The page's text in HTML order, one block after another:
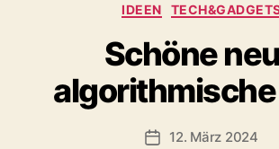
IDEEN
Schöne
12. März 2024